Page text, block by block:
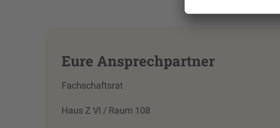
Eure Ansprechpartner
Fachschaftsrat
Haus Z VI / Raum 108